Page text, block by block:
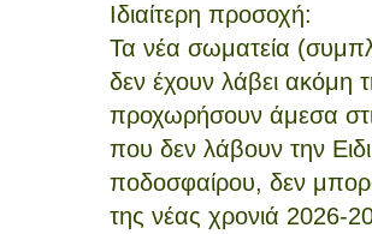
Ιδιαίτερη προσοχή:
Τα νέα σωματεία
δεν έχουν λάβει ακόμη
προχωρήσουν άμεσα
που δεν λάβουν την
ποδοσφαίρου, δεν
της νέας χρονιά 2026-